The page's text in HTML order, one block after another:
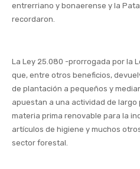
entrerriano y bonaerense y la
recordaron.
La Ley 25.080 -prorrogada por la
que, entre otros beneficios,
de plantación a pequeños y
apuestan a una actividad de largo
materia prima renovable para la
artículos de higiene y muchos
sector forestal.